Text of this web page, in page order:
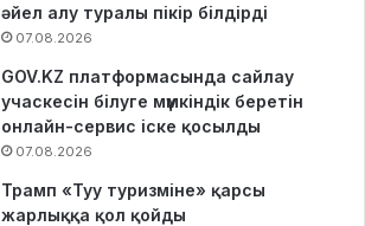
әйел алу туралы пікір білдірді
07.08.2026
GOV.KZ платформасында сайлау
учаскесін білуге мүмкіндік беретін
онлайн-сервис іске қосылды
07.08.2026
Трамп «Туу туризміне» қарсы
жарлыққа қол қойды